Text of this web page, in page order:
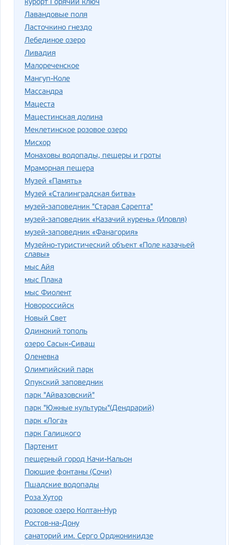
курорт Горячий ключ
Лавандовые поля
Ласточкино гнездо
Лебединое озеро
Ливадия
Малореченское
Мангуп-Коле
Массандра
Мацеста
Мацестинская долина
Меклетинское розовое озеро
Мисхор
Монаховы водопады, пещеры и гроты
Мраморная пещера
Музей «Память»
Музей «Сталинградская битва»
музей-заповедник "Старая Сарепта"
музей-заповедник «Казачий курень» (Иловля)
музей-заповедник «Фанагория»
Музейно-туристический объект «Поле казачьей
славы»
мыс Айя
мыс Плака
мыс Фиолент
Новороссийск
Новый Свет
Одинокий тополь
озеро Сасык-Сиваш
Оленевка
Олимпийский парк
Опукский заповедник
парк "Айвазовский"
парк "Южные культуры"(Дендрарий)
парк «Лога»
парк Галицкого
Партенит
пещерный город Качи-Кальон
Поющие фонтаны (Сочи)
Пшадские водопады
Роза Хутор
розовое озеро Колтан-Нур
Ростов-на-Дону
санаторий им. Серго Орджоникидзе